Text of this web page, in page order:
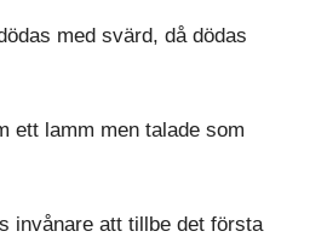
med svärd, då dödas
ett lamm men talade som
invånare att tillbe det första